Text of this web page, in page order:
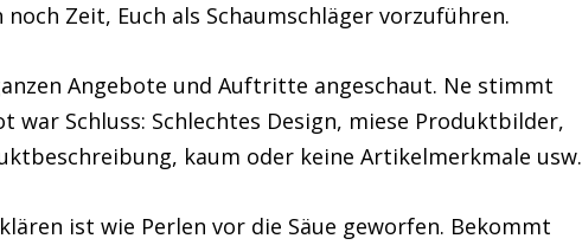
Zeit, Euch als Schaumschläger vorzuführen.
Angebote und Auftritte angeschaut. Ne stimmt
war Schluss: Schlechtes Design, miese Produktbilder,
kaum oder keine Artikelmerkmale usw.
ist wie Perlen vor die Säue geworfen. Bekommt